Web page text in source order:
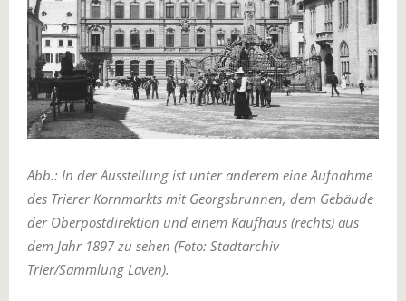
Abb.: In der Ausstellung ist unter anderem eine Aufnahme
des Trierer Kornmarkts mit Georgsbrunnen, dem Gebäude
der Oberpostdirektion und einem Kaufhaus (rechts) aus
dem Jahr 1897 zu sehen (Foto: Stadtarchiv
Trier/Sammlung Laven).